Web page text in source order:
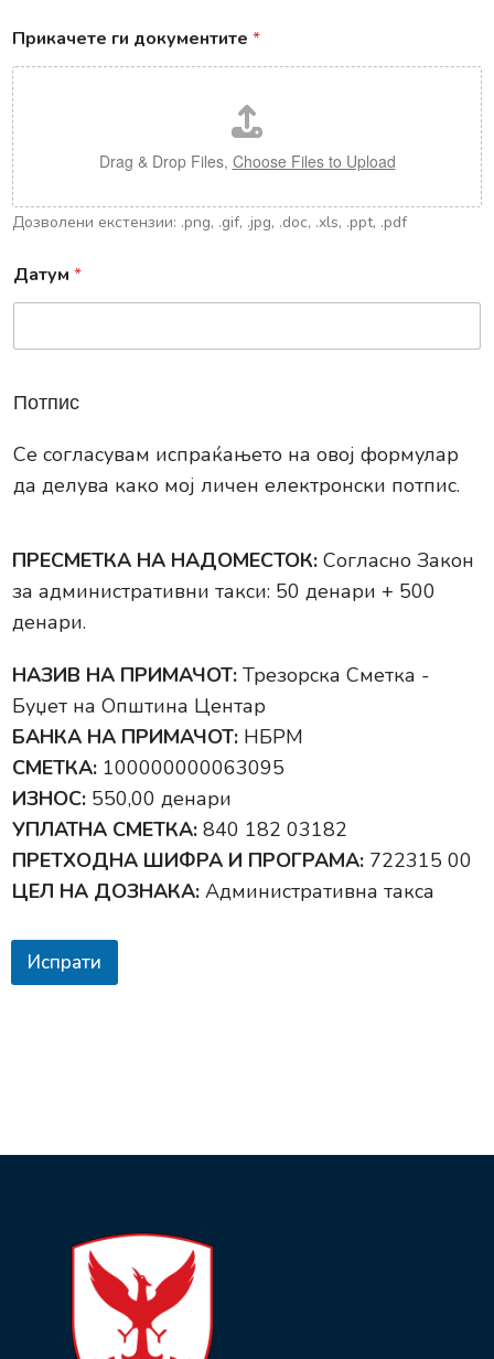
Прикачете ги документите *
Drag & Drop Files, Choose Files to Upload
Дозволени екстензии: .png, .gif, .jpg, .doc, .xls, .ppt, .pdf
Датум *
Потпис
Се согласувам испраќањето на овој формулар
да делува како мој личен електронски потпис.
ПРЕСМЕТКА НА НАДОМЕСТОК: Согласно Закон
за административни такси: 50 денари + 500
денари.
НАЗИВ НА ПРИМАЧОТ: Трезорска Сметка -
Буџет на Општина Центар
БАНКА НА ПРИМАЧОТ: НБРМ
СМЕТКА: 100000000063095
ИЗНОС: 550,00 денари
УПЛАТНА СМЕТКА: 840 182 03182
ПРЕТХОДНА ШИФРА И ПРОГРАМА: 722315 00
ЦЕЛ НА ДОЗНАКА: Административна такса
Испрати